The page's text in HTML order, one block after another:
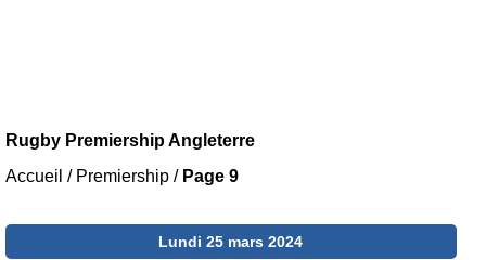
Rugby Premiership Angleterre
Accueil / Premiership / Page 9
Lundi 25 mars 2024